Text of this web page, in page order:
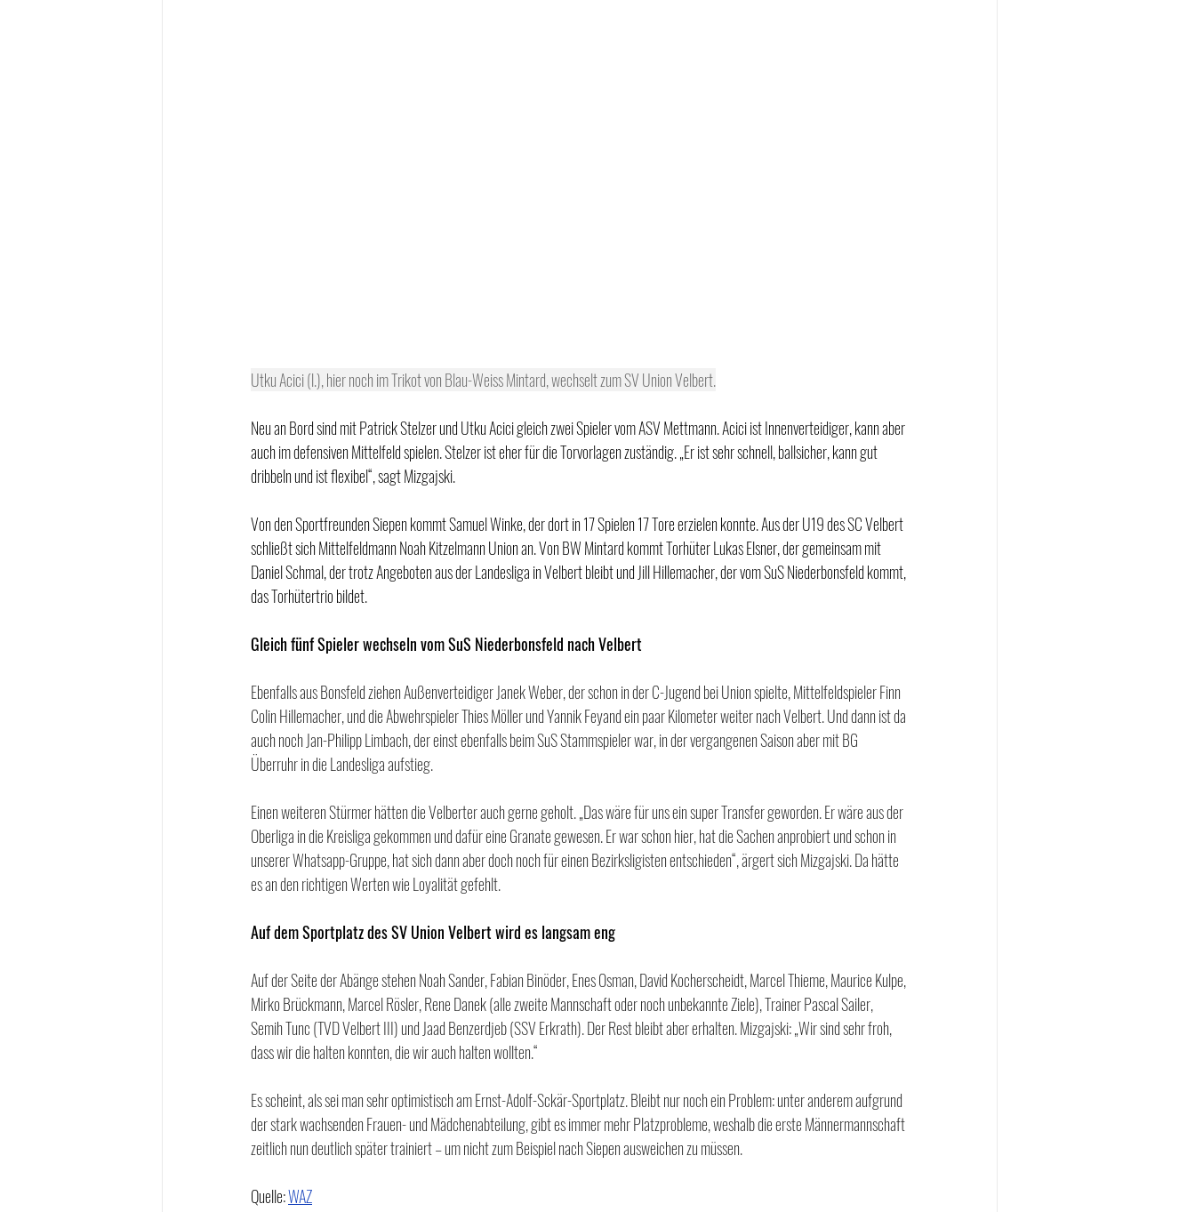
Utku Acici (l.), hier noch im Trikot von Blau-Weiss Mintard, wechselt zum SV Union Velbert.
Neu an Bord sind mit Patrick Stelzer und Utku Acici gleich zwei Spieler vom ASV Mettmann. Acici ist Innenverteidiger, kann aber
auch im defensiven Mittelfeld spielen. Stelzer ist eher für die Torvorlagen zuständig. „Er ist sehr schnell, ballsicher, kann gut
dribbeln und ist flexibel“, sagt Mizgajski.
Von den Sportfreunden Siepen kommt Samuel Winke, der dort in 17 Spielen 17 Tore erzielen konnte. Aus der U19 des SC Velbert
schließt sich Mittelfeldmann Noah Kitzelmann Union an. Von BW Mintard kommt Torhüter Lukas Elsner, der gemeinsam mit
Daniel Schmal, der trotz Angeboten aus der Landesliga in Velbert bleibt und Jill Hillemacher, der vom SuS Niederbonsfeld kommt,
das Torhütertrio bildet.
Gleich fünf Spieler wechseln vom SuS Niederbonsfeld nach Velbert
Ebenfalls aus Bonsfeld ziehen Außenverteidiger Janek Weber, der schon in der C-Jugend bei Union spielte, Mittelfeldspieler Finn
Colin Hillemacher, und die Abwehrspieler Thies Möller und Yannik Feyand ein paar Kilometer weiter nach Velbert. Und dann ist da
auch noch Jan-Philipp Limbach, der einst ebenfalls beim SuS Stammspieler war, in der vergangenen Saison aber mit BG
Überruhr in die Landesliga aufstieg.
Einen weiteren Stürmer hätten die Velberter auch gerne geholt. „Das wäre für uns ein super Transfer geworden. Er wäre aus der
Oberliga in die Kreisliga gekommen und dafür eine Granate gewesen. Er war schon hier, hat die Sachen anprobiert und schon in
unserer Whatsapp-Gruppe, hat sich dann aber doch noch für einen Bezirksligisten entschieden“, ärgert sich Mizgajski. Da hätte
es an den richtigen Werten wie Loyalität gefehlt.
Auf dem Sportplatz des SV Union Velbert wird es langsam eng
Auf der Seite der Abänge stehen Noah Sander, Fabian Binöder, Enes Osman, David Kocherscheidt, Marcel Thieme, Maurice Kulpe,
Mirko Brückmann, Marcel Rösler, Rene Danek (alle zweite Mannschaft oder noch unbekannte Ziele), Trainer Pascal Sailer,
Semih Tunc (TVD Velbert III) und Jaad Benzerdjeb (SSV Erkrath). Der Rest bleibt aber erhalten. Mizgajski: „Wir sind sehr froh,
dass wir die halten konnten, die wir auch halten wollten.“
Es scheint, als sei man sehr optimistisch am Ernst-Adolf-Sckär-Sportplatz. Bleibt nur noch ein Problem: unter anderem aufgrund
der stark wachsenden Frauen- und Mädchenabteilung, gibt es immer mehr Platzprobleme, weshalb die erste Männermannschaft
zeitlich nun deutlich später trainiert – um nicht zum Beispiel nach Siepen ausweichen zu müssen.
Quelle: WAZ